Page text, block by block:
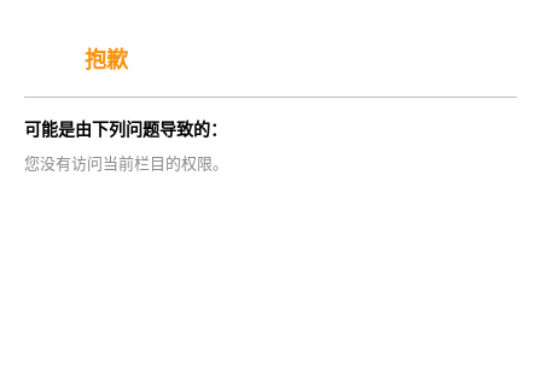
抱歉
可能是由下列问题导致的：
您没有访问当前栏目的权限。